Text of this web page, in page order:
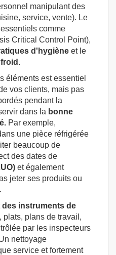
manipulant des
service, vente). Le
comme
Critical Control Point),
d'hygiène et le
.
éléments est essentiel
vos clients, mais pas
pendant la
dans la bonne
Par exemple,
une pièce réfrigérée
beaucoup de
des dates de
et également
jeter ses produits ou
des instruments de
plats, plans de travail,
par les inspecteurs
nettoyage
service et fortement